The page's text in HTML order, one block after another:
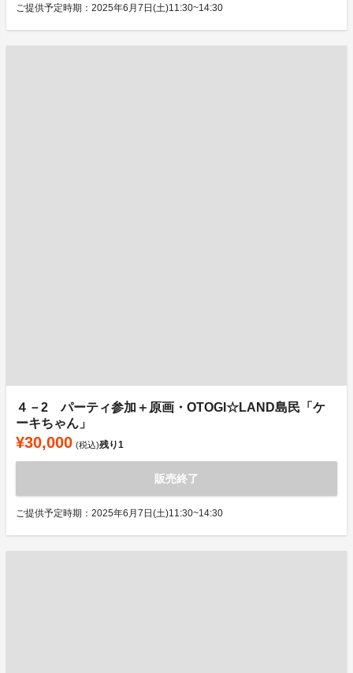
ご提供予定時期：2025年6月7日(土)11:30~14:30
４－2 パーティ参加＋原画・OTOGI☆LAND島民「ケ
ーキちゃん」
¥30,000 (税込)残り1
販売終了
ご提供予定時期：2025年6月7日(土)11:30~14:30